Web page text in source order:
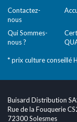
Contactez-
nous
Qui Sommes-
nous ?
* prix culture conseillé
Buisard Distribution
Rue de la Fouquerie
72300 Solesmes